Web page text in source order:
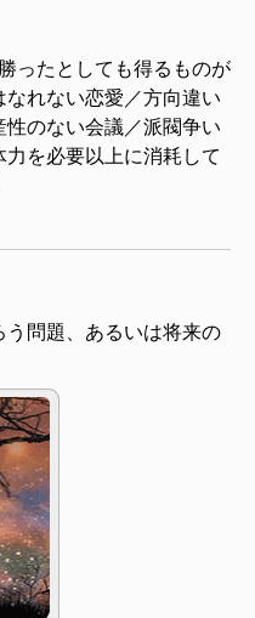
ったとしても得るものが
れない恋愛／方向違い
のない会議／派閥争い
を必要以上に消耗して
う問題、あるいは将来の